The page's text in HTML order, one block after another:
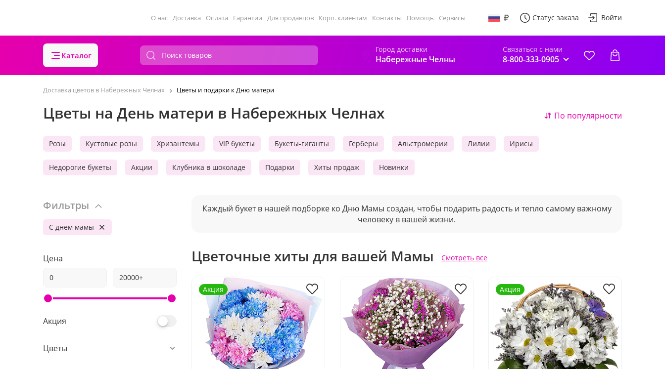
О нас Доставка Оплата Гарантии Для продавцов Корп. клиентам Контакты Помощь Сервисы Статус заказа Войти
Каталог
Город доставки
Набережные Челны
Связаться с нами
8-800-333-0905
Доставка цветов в Набережных Челнах Цветы и подарки к Дню матери
Цветы на День матери в Набережных Челнах По популярности
Розы Кустовые розы Хризантемы VIP букеты Букеты-гиганты Герберы Альстромерии Лилии Ирисы
Недорогие букеты Акции Клубника в шоколаде Подарки Хиты продаж Новинки
Фильтры
С днем мамы
Цена
Акция
Цветы
Каждый букет в нашей подборке ко Дню Мамы создан, чтобы подарить радость и тепло самому важному
человеку в вашей жизни.
Цветочные хиты для вашей Мамы Смотреть все
Акция Акция